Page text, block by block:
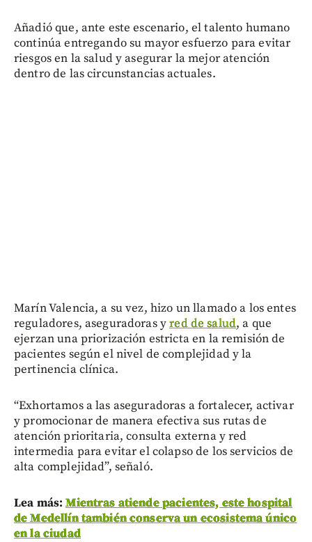
Añadió que, ante este escenario, el talento humano
continúa entregando su mayor esfuerzo para evitar
riesgos en la salud y asegurar la mejor atención
dentro de las circunstancias actuales.
Marín Valencia, a su vez, hizo un llamado a los entes
reguladores, aseguradoras yred de salud, a que
ejerzan una priorización estricta en la remisión de
pacientes según el nivel de complejidad y la
pertinencia clínica.
“Exhortamos a las aseguradoras a fortalecer, activar
y promocionar de manera efectiva sus rutas de
atención prioritaria, consulta externa y red
intermedia para evitar el colapso de los servicios de
alta complejidad”, señaló.
Lea más:Mientras atiende pacientes, este hospital
de Medellín también conserva un ecosistema único
en la ciudad